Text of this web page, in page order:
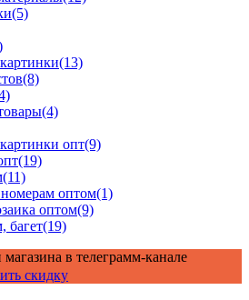
(5)
(13)
(8)
(4)
опт(9)
(19)
(11)
оптом(1)
оптом(9)
багет(19)
в телеграмм-канале
скидку